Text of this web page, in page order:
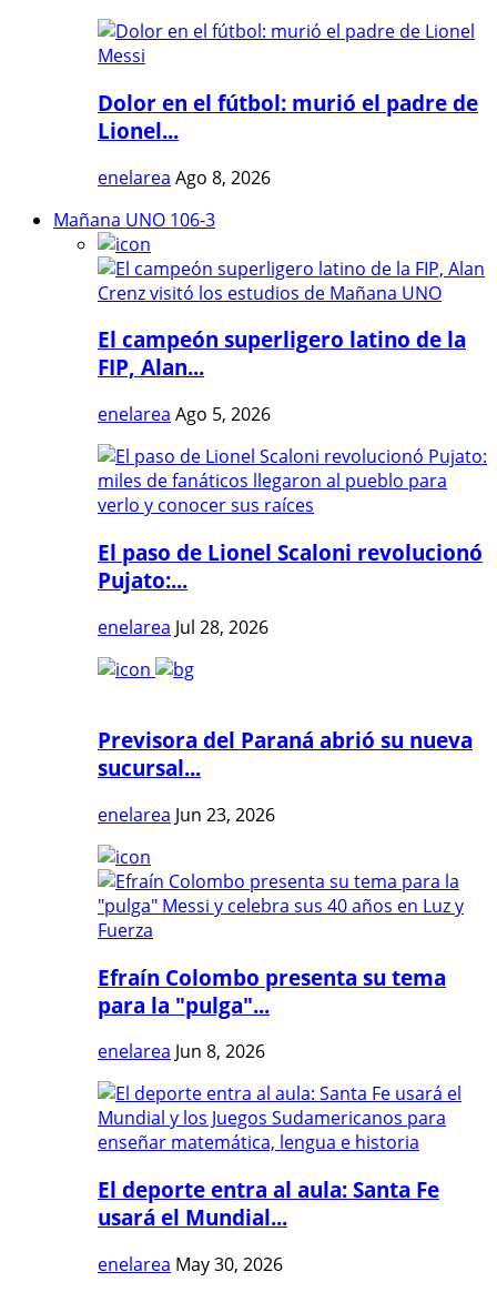
Dolor en el fútbol: murió el padre de
Lionel...
enelarea Ago 8, 2026
Mañana UNO 106-3
El campeón superligero latino de la
FIP, Alan...
enelarea Ago 5, 2026
El paso de Lionel Scaloni revolucionó
Pujato:...
enelarea Jul 28, 2026
Previsora del Paraná abrió su nueva
sucursal...
enelarea Jun 23, 2026
Efraín Colombo presenta su tema
para la "pulga"...
enelarea Jun 8, 2026
El deporte entra al aula: Santa Fe
usará el Mundial...
enelarea May 30, 2026